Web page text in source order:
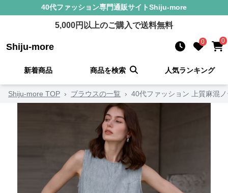
40代ファッション専門通販サイトShiju-more
5,000円以上のご購入で送料無料
Shiju-more 0 0
新着商品 商品を検索 人気ランキング
Shiju-more TOP › ブラウスの一覧 › 40代ファッション 上質麻混